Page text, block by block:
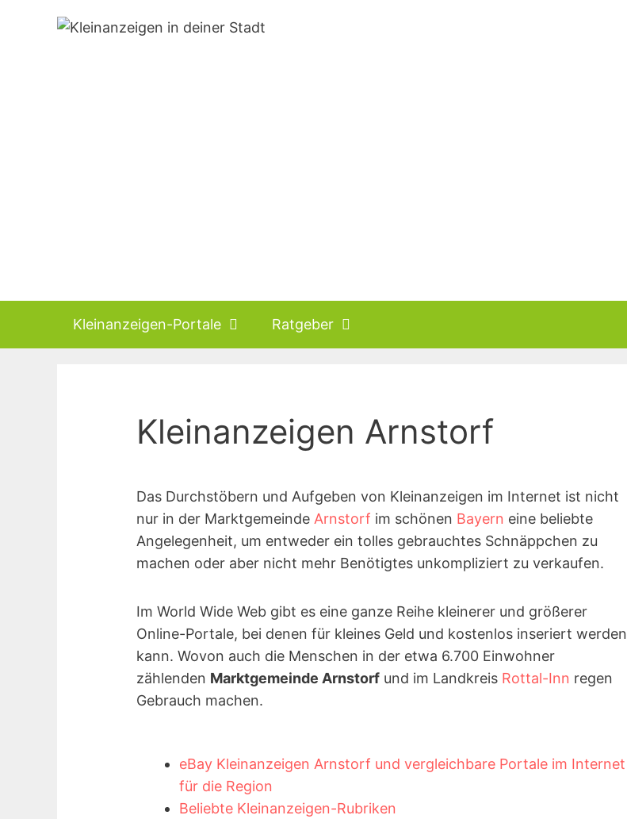
Kleinanzeigen-Portale Ratgeber
Kleinanzeigen Arnstorf
Das Durchstöbern und Aufgeben von Kleinanzeigen im Internet ist nicht
nur in der Marktgemeinde Arnstorf im schönen Bayern eine beliebte
Angelegenheit, um entweder ein tolles gebrauchtes Schnäppchen zu
machen oder aber nicht mehr Benötigtes unkompliziert zu verkaufen.
Im World Wide Web gibt es eine ganze Reihe kleinerer und größerer
Online-Portale, bei denen für kleines Geld und kostenlos inseriert werden
kann. Wovon auch die Menschen in der etwa 6.700 Einwohner
zählenden Marktgemeinde Arnstorf und im Landkreis Rottal-Inn regen
Gebrauch machen.
eBay Kleinanzeigen Arnstorf und vergleichbare Portale im Internet
für die Region
Beliebte Kleinanzeigen-Rubriken